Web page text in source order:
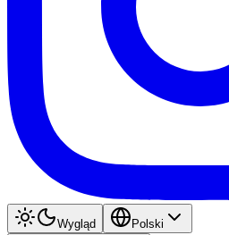
Wygląd
Polski